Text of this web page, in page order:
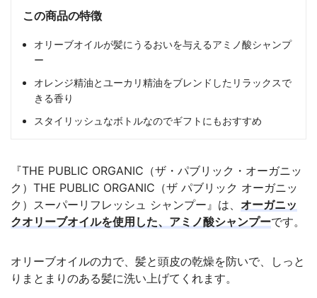
この商品の特徴
オリーブオイルが髪にうるおいを与えるアミノ酸シャンプ
ー
オレンジ精油とユーカリ精油をブレンドしたリラックスで
きる香り
スタイリッシュなボトルなのでギフトにもおすすめ
『THE PUBLIC ORGANIC（ザ・パブリック・オーガニッ
ク）THE PUBLIC ORGANIC（ザ パブリック オーガニッ
ク）スーパーリフレッシュ シャンプー』は、 オーガニッ
クオリーブオイルを使用した、アミノ酸シャンプーです。
オリーブオイルの力で、髪と頭皮の乾燥を防いで、しっと
りまとまりのある髪に洗い上げてくれます。